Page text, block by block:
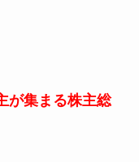
が集まる株主総